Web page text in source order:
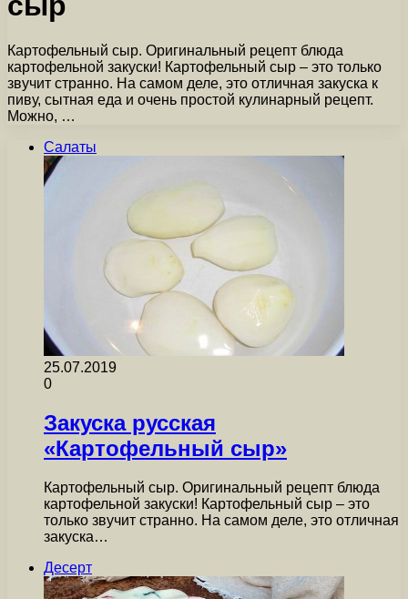
Картофельный сыр. Оригинальный рецепт блюда
картофельной закуски! Картофельный сыр – это только
звучит странно. На самом деле, это отличная закуска к
пиву, сытная еда и очень простой кулинарный рецепт.
Можно, …
Салаты
25.07.2019
0
Закуска русская
«Картофельный сыр»
Картофельный сыр. Оригинальный рецепт блюда
картофельной закуски! Картофельный сыр – это
только звучит странно. На самом деле, это отличная
закуска…
Десерт